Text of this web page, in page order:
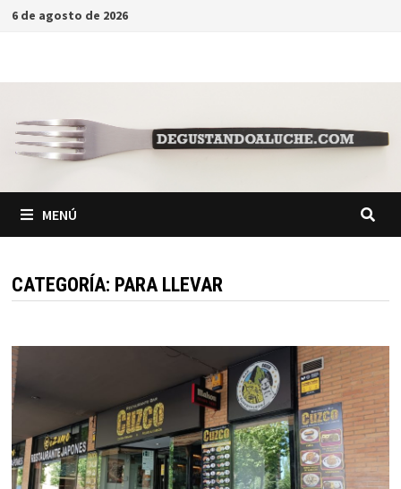
Saltar
6 de agosto de 2026
MENÚ
CATEGORÍA: PARA LLEVAR